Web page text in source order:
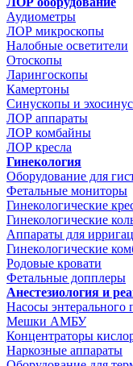
Аудиометры
ЛОР микроскопы
Налобные осветители
Отоскопы
Ларингоскопы
Камертоны
Синускопы и
ЛОР аппараты
ЛОР комбайны
ЛОР кресла
Гинекология
Оборудование для
Фетальные мониторы
Гинекологические
Гинекологические
Аппараты для
Гинекологические
Родовые кровати
Фетальные допплеры
Анестезиология и
Насосы энтерального
Мешки АМБУ
Концентраторы
Наркозные аппараты